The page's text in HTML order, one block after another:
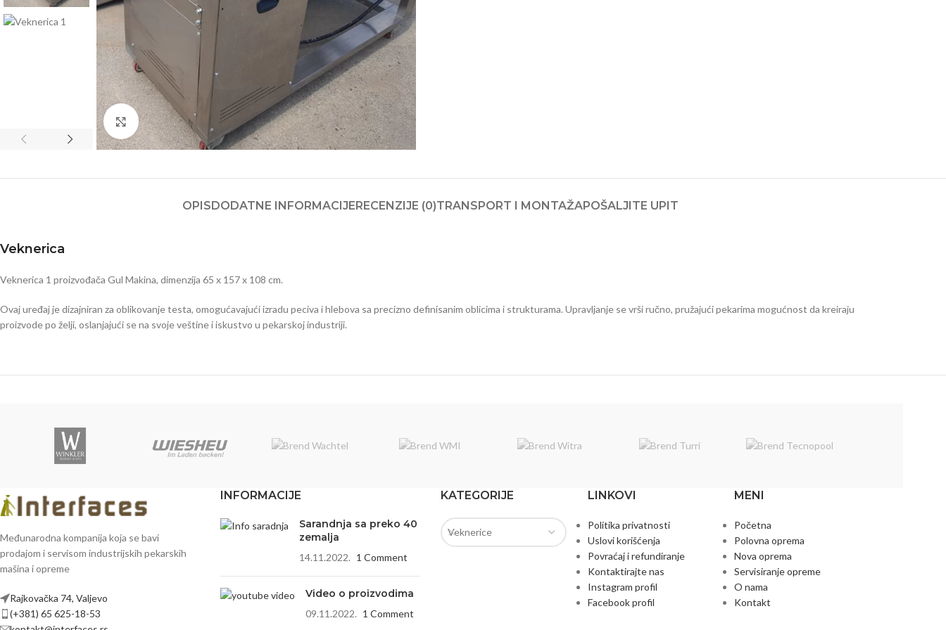
Click to enlarge
OPISDODATNE INFORMACIJERECENZIJE (0)TRANSPORT I MONTAŽAPOŠALJITE UPIT
Veknerica
Veknerica 1 proizvođača Gul Makina, dimenzija 65 x 157 x 108 cm.
Ovaj uređaj je dizajniran za oblikovanje testa, omogućavajući izradu peciva i hlebova sa precizno definisanim oblicima i strukturama. Upravljanje se vrši ručno, pružajući pekarima mogućnost da kreiraju
proizvode po želji, oslanjajući se na svoje veštine i iskustvo u pekarskoj industriji.
Međunarodna kompanija koja se bavi
prodajom i servisom industrijskih pekarskih
mašina i opreme
Rajkovačka 74, Valjevo
(+381) 65 625-18-53
INFORMACIJE
Sarandnja sa preko 40
zemalja
14.11.2022. 1 Comment
Video o proizvodima
09.11.2022. 1 Comment
KATEGORIJE
Veknerice
LINKOVI
Politika privatnosti
Uslovi korišćenja
Povraćaj i refundiranje
Kontaktirajte nas
Instagram profil
Facebook profil
MENI
Početna
Polovna oprema
Nova oprema
Servisiranje opreme
O nama
Kontakt